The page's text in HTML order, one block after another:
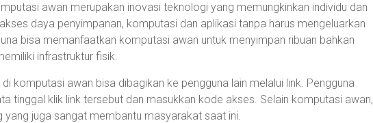
awan merupakan inovasi teknologi yang memungkinkan individu dan
daya penyimpanan, komputasi dan aplikasi tanpa harus mengeluarkan
bisa memanfaatkan komputasi awan untuk menyimpan ribuan bahkan
infrastruktur fisik.
komputasi awan bisa dibagikan ke pengguna lain melalui link. Pengguna
tinggal klik link tersebut dan masukkan kode akses. Selain komputasi awan,
yang juga sangat membantu masyarakat saat ini.